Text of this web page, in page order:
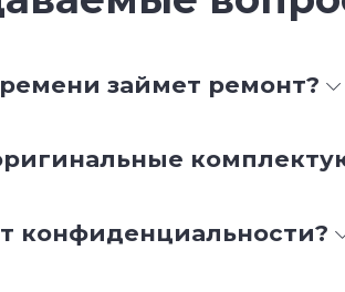
займет ремонт?
конфиденциальности?